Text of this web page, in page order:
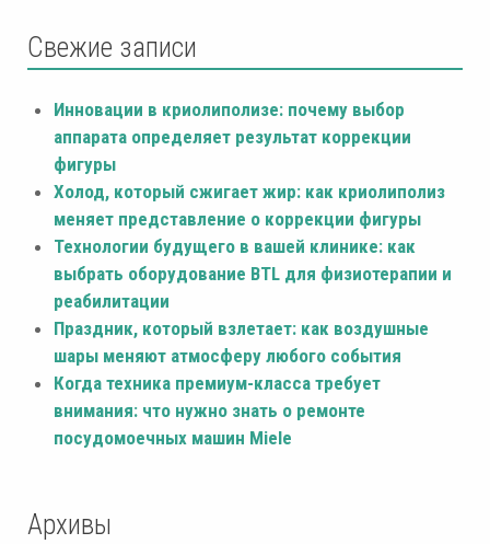
Свежие записи
Инновации в криолиполизе: почему выбор
аппарата определяет результат коррекции
фигуры
Холод, который сжигает жир: как криолиполиз
меняет представление о коррекции фигуры
Технологии будущего в вашей клинике: как
выбрать оборудование BTL для физиотерапии и
реабилитации
Праздник, который взлетает: как воздушные
шары меняют атмосферу любого события
Когда техника премиум-класса требует
внимания: что нужно знать о ремонте
посудомоечных машин Miele
Архивы